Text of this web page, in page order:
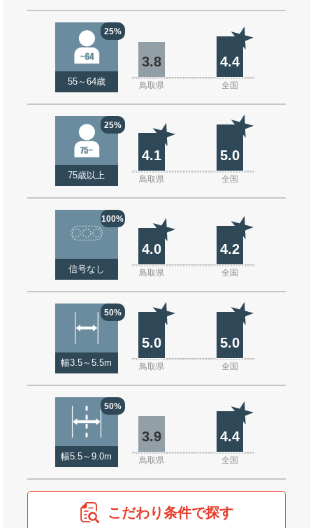
25%
55～64歳
3.8 4.4
鳥取県 全国
25%
75歳以上
4.1 5.0
鳥取県 全国
100%
信号なし
4.0 4.2
鳥取県 全国
50%
幅3.5～5.5m
5.0 5.0
鳥取県 全国
50%
幅5.5～9.0m
3.9 4.4
鳥取県 全国
こだわり条件で探す